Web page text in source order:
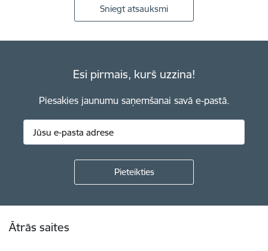
Sniegt atsauksmi
Esi pirmais, kurš uzzina!
Piesakies jaunumu saņemšanai savā e-pastā.
Ātrās saites